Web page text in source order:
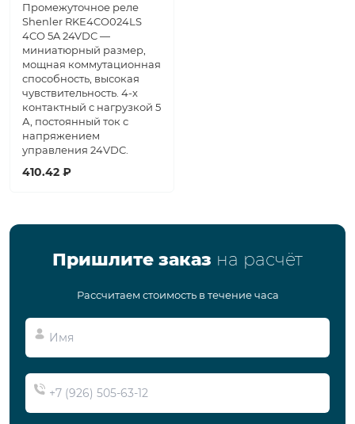
Промежуточное реле
Shenler RKE4CO024LS
4CO 5A 24VDC —
миниатюрный размер,
мощная коммутационная
способность, высокая
чувствительность. 4-х
контактный с нагрузкой 5
А, постоянный ток с
напряжением
управления 24VDC.
410.42 ₽
Пришлите заказ на расчёт
Рассчитаем стоимость в течение часа